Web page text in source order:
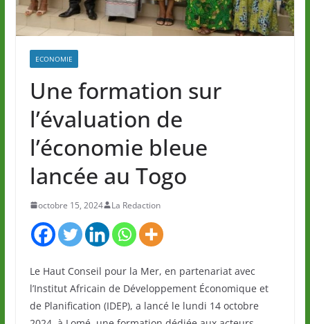
ECONOMIE
Une formation sur
l’évaluation de
l’économie bleue
lancée au Togo
octobre 15, 2024 La Redaction
Le Haut Conseil pour la Mer, en partenariat avec
l’Institut Africain de Développement Économique et
de Planification (IDEP), a lancé le lundi 14 octobre